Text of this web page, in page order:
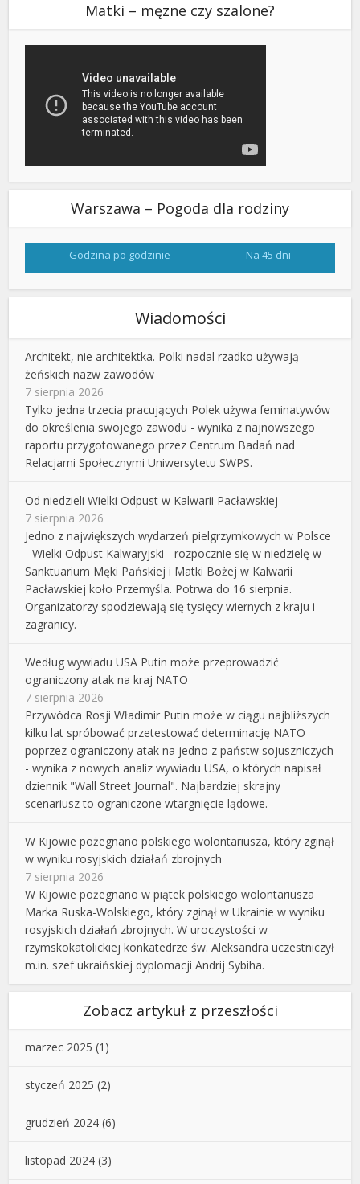
Matki – męzne czy szalone?
Warszawa – Pogoda dla rodziny
Godzina po godzinie Na 45 dni
Wiadomości
Architekt, nie architektka. Polki nadal rzadko używają
żeńskich nazw zawodów
7 sierpnia 2026
Tylko jedna trzecia pracujących Polek używa feminatywów
do określenia swojego zawodu - wynika z najnowszego
raportu przygotowanego przez Centrum Badań nad
Relacjami Społecznymi Uniwersytetu SWPS.
Od niedzieli Wielki Odpust w Kalwarii Pacławskiej
7 sierpnia 2026
Jedno z największych wydarzeń pielgrzymkowych w Polsce
- Wielki Odpust Kalwaryjski - rozpocznie się w niedzielę w
Sanktuarium Męki Pańskiej i Matki Bożej w Kalwarii
Pacławskiej koło Przemyśla. Potrwa do 16 sierpnia.
Organizatorzy spodziewają się tysięcy wiernych z kraju i
zagranicy.
Według wywiadu USA Putin może przeprowadzić
ograniczony atak na kraj NATO
7 sierpnia 2026
Przywódca Rosji Władimir Putin może w ciągu najbliższych
kilku lat spróbować przetestować determinację NATO
poprzez ograniczony atak na jedno z państw sojuszniczych
- wynika z nowych analiz wywiadu USA, o których napisał
dziennik "Wall Street Journal". Najbardziej skrajny
scenariusz to ograniczone wtargnięcie lądowe.
W Kijowie pożegnano polskiego wolontariusza, który zginął
w wyniku rosyjskich działań zbrojnych
7 sierpnia 2026
W Kijowie pożegnano w piątek polskiego wolontariusza
Marka Ruska-Wolskiego, który zginął w Ukrainie w wyniku
rosyjskich działań zbrojnych. W uroczystości w
rzymskokatolickiej konkatedrze św. Aleksandra uczestniczył
m.in. szef ukraińskiej dyplomacji Andrij Sybiha.
Zobacz artykuł z przeszłości
marzec 2025 (1)
styczeń 2025 (2)
grudzień 2024 (6)
listopad 2024 (3)